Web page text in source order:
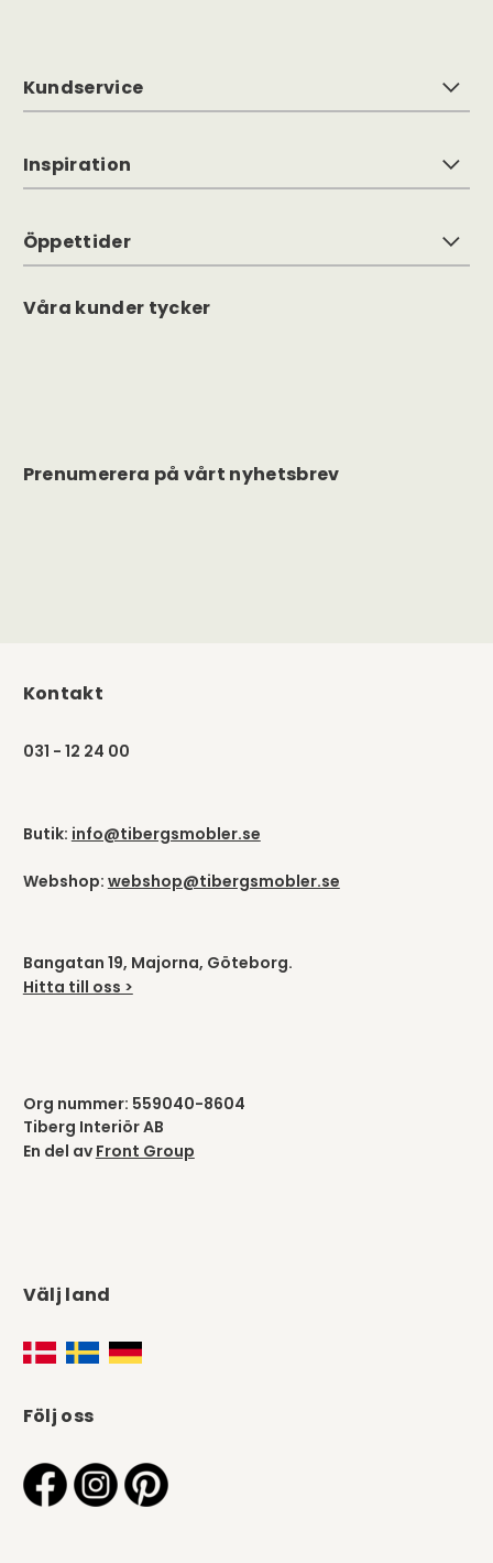
Kundservice
Inspiration
Öppettider
Våra kunder tycker
Prenumerera på vårt nyhetsbrev
Kontakt
031 - 12 24 00
Butik: info@tibergsmobler.se
Webshop: webshop@tibergsmobler.se
Bangatan 19, Majorna, Göteborg.
Hitta till oss >
Org nummer: 559040-8604
Tiberg Interiör AB
En del av Front Group
Välj land
Följ oss